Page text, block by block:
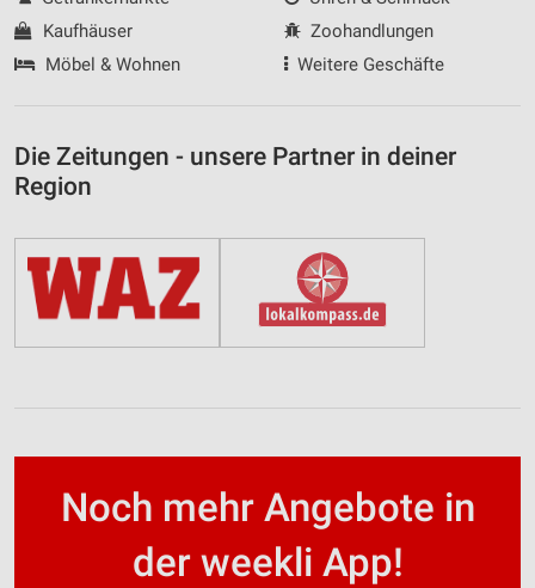
Kaufhäuser
Möbel & Wohnen
Zoohandlungen
Weitere Geschäfte
Die Zeitungen - unsere Partner in deiner
Region
Noch mehr Angebote in
der weekli App!